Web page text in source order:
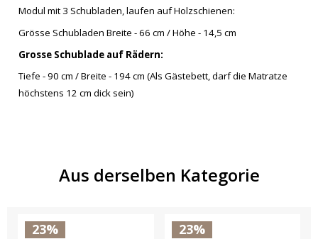
Modul mit 3 Schubladen, laufen auf Holzschienen:
Grösse Schubladen Breite - 66 cm / Höhe - 14,5 cm
Grosse Schublade auf Rädern:
Tiefe - 90 cm / Breite - 194 cm (Als Gästebett, darf die Matratze
höchstens 12 cm dick sein)
Aus derselben Kategorie
23% 23%